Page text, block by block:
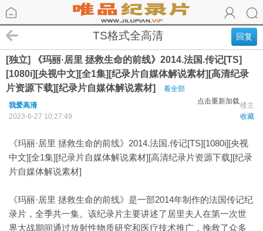
回复
TS格式全高清
[独立] 《玛丽·居里 拯救生命的前线》2014.法国.传记[TS]
[1080i][央视中文][全1集][纪录片自媒体解说素材][高清纪录
片资源下载][纪录片自媒体解说素材]
看全部
点击重新加载楼主
我爱高清
收藏
2023-6-27 10:27:49
《玛丽·居里 拯救生命的前线》2014.法国.传记[TS][1080i][央视
中文][全1集][纪录片自媒体解说素材][高清纪录片资源下载][纪录
片自媒体解说素材]
《玛丽·居里 拯救生命的前线》是一部2014年制作的法国传记纪
录片，全季共一集。该纪录片主要讲述了居里夫人在第一次世
界大战期间通过放射性物质研究和医疗技术推广，挽救了众多